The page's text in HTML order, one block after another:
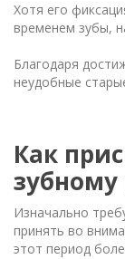
Хотя его
временем зубы,
Благодаря
неудобные
Как
зубному
Изначально
принять во
этот период